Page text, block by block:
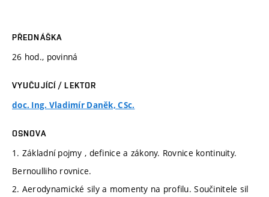
PŘEDNÁŠKA
26 hod., povinná
VYUČUJÍCÍ / LEKTOR
doc. Ing. Vladimír Daněk, CSc.
OSNOVA
1. Základní pojmy , definice a zákony. Rovnice kontinuity.
Bernoulliho rovnice.
2. Aerodynamické sily a momenty na profilu. Součinitele sil